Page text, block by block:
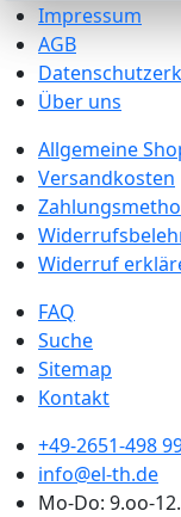
Impressum
AGB
Über uns
Allgemeine
Versandkosten
Widerruf
FAQ
Suche
Sitemap
Kontakt
+49-2651-498
info@el-th.de
Mo-Do: 9.oo-